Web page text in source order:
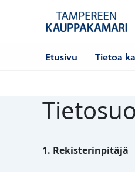
Etusivu Tietoa
1. Rekisterinpitäjä